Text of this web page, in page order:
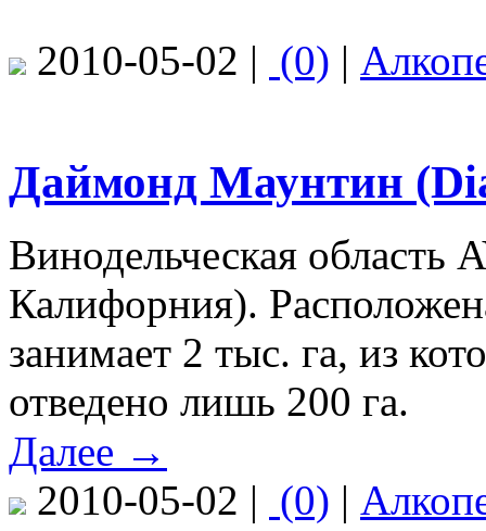
2010-05-02 | (0) |
Даймонд Маунтин
Винодельческая область
Калифорния).
занимает 2 тыс. га, из
отведено лишь 200 га.
Далее →
2010-05-02 | (0) |